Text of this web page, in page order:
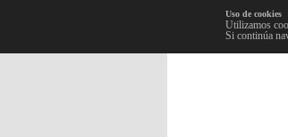
Uso de cookies
Utilizamos
Si continúa